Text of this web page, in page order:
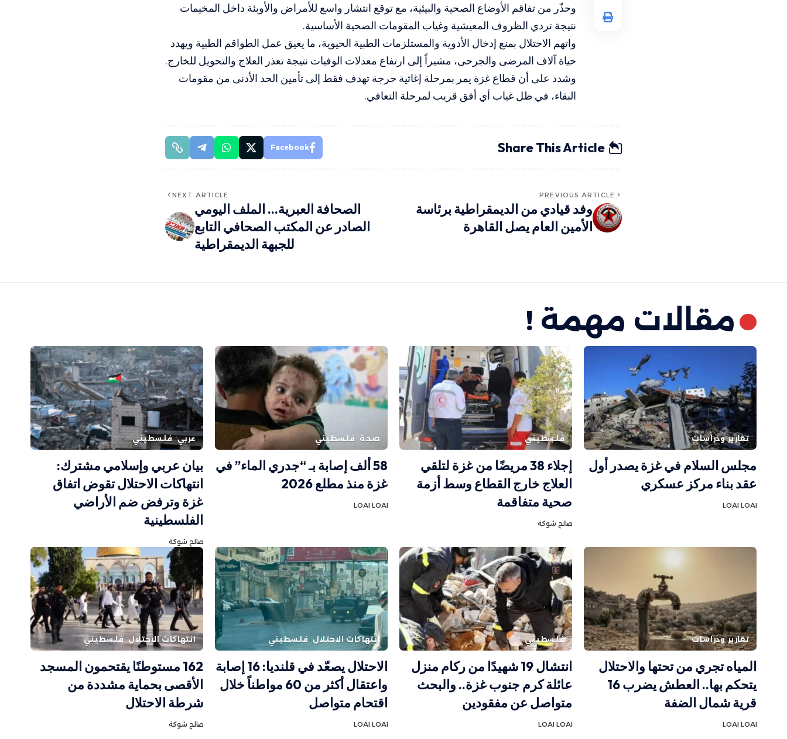
وحذّر من تفاقم الأوضاع الصحية والبيئية، مع توقع انتشار واسع للأمراض والأوبئة داخل المخيمات
نتيجة تردي الظروف المعيشية وغياب المقومات الصحية الأساسية.
واتهم الاحتلال بمنع إدخال الأدوية والمستلزمات الطبية الحيوية، ما يعيق عمل الطواقم الطبية ويهدد
حياة آلاف المرضى والجرحى، مشيراً إلى ارتفاع معدلات الوفيات نتيجة تعذر العلاج والتحويل للخارج.
وشدد على أن قطاع غزة يمر بمرحلة إغاثية حرجة تهدف فقط إلى تأمين الحد الأدنى من مقومات
البقاء، في ظل غياب أي أفق قريب لمرحلة التعافي.
Share This Article
Facebook
PREVIOUS ARTICLE
وفد قيادي من الديمقراطية برئاسة
الأمين العام يصل القاهرة
NEXT ARTICLE
الصحافة العبرية… الملف اليومي
الصادر عن المكتب الصحافي التابع
للجبهة الديمقراطية
مقالات مهمة !
تقارير ودراسات
مجلس السلام في غزة يصدر أول
عقد بناء مركز عسكري
LOAI LOAI
فلسطيني
إجلاء 38 مريضًا من غزة لتلقي
العلاج خارج القطاع وسط أزمة
صحية متفاقمة
صالح شوكة
صحة فلسطيني
58 ألف إصابة بـ “جدري الماء” في
غزة منذ مطلع 2026
LOAI LOAI
عربي فلسطيني
بيان عربي وإسلامي مشترك:
انتهاكات الاحتلال تقوض اتفاق
غزة وترفض ضم الأراضي
الفلسطينية
صالح شوكة
تقارير ودراسات
المياه تجري من تحتها والاحتلال
يتحكم بها.. العطش يضرب 16
قرية شمال الضفة
LOAI LOAI
فلسطيني
انتشال 19 شهيدًا من ركام منزل
عائلة كرم جنوب غزة.. والبحث
متواصل عن مفقودين
LOAI LOAI
انتهاكات الاحتلال فلسطيني
الاحتلال يصعّد في قلنديا: 16 إصابة
واعتقال أكثر من 60 مواطناً خلال
اقتحام متواصل
LOAI LOAI
انتهاكات الاحتلال فلسطيني
162 مستوطنًا يقتحمون المسجد
الأقصى بحماية مشددة من
شرطة الاحتلال
صالح شوكة